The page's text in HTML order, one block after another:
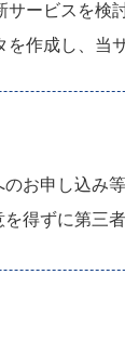
ービスを検
作成し、当
お申し込み
得ずに第三